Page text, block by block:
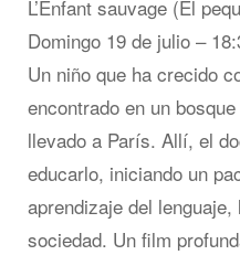
L’Enfant sauvage (El
Domingo 19 de julio –
Un niño que ha crecido
encontrado en un
llevado a París. Allí, el
educarlo, iniciando un
aprendizaje del
sociedad. Un film